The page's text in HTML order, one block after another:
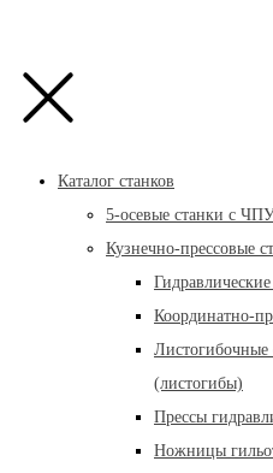
Каталог станков
5-осевые станки с
Кузнечно-прессовые
Координатно-
Листогибочные
(листогибы)
Прессы
Ножницы